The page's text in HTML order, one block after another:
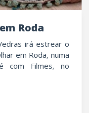
Roda
irá estrear o
em Roda, numa
com Filmes, no